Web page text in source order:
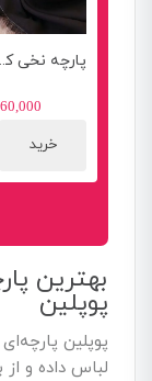
پارچه نخی
خرید
بهترین
پوپلین
پوپلین
لباس داده و